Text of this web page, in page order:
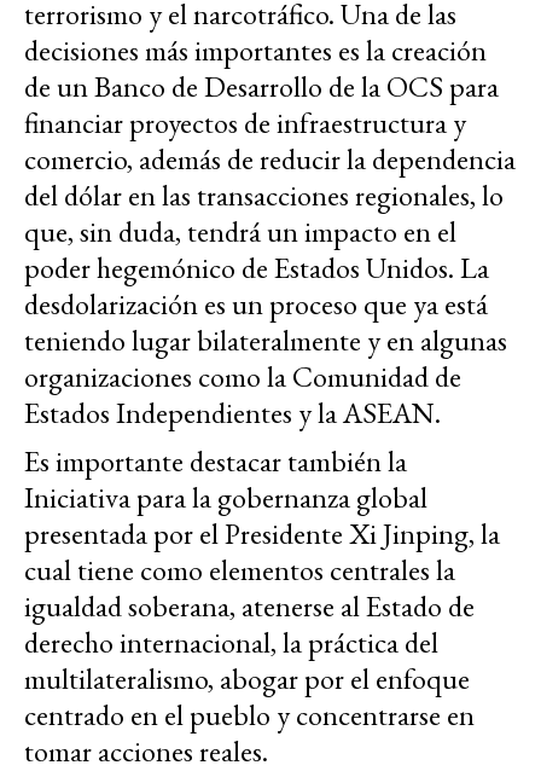
terrorismo y el narcotráfico. Una de las
decisiones más importantes es la creación
de un Banco de Desarrollo de la OCS para
financiar proyectos de infraestructura y
comercio, además de reducir la dependencia
del dólar en las transacciones regionales, lo
que, sin duda, tendrá un impacto en el
poder hegemónico de Estados Unidos. La
desdolarización es un proceso que ya está
teniendo lugar bilateralmente y en algunas
organizaciones como la Comunidad de
Estados Independientes y la ASEAN.
Es importante destacar también la
Iniciativa para la gobernanza global
presentada por el Presidente Xi Jinping, la
cual tiene como elementos centrales la
igualdad soberana, atenerse al Estado de
derecho internacional, la práctica del
multilateralismo, abogar por el enfoque
centrado en el pueblo y concentrarse en
tomar acciones reales.